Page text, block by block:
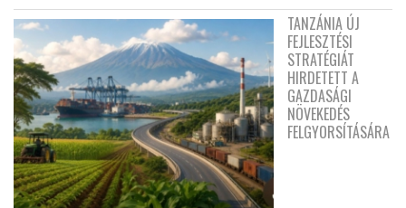
TANZÁNIA ÚJ
FEJLESZTÉSI
STRATÉGIÁT
HIRDETETT A
GAZDASÁGI
NÖVEKEDÉS
FELGYORSÍTÁSÁRA